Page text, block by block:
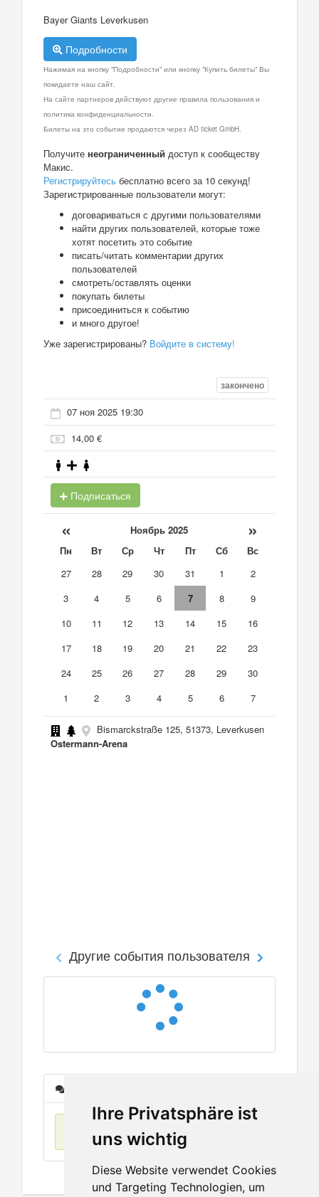
Ihre Privatsphäre ist
uns wichtig
Diese Website verwendet Cookies
und Targeting Technologien, um
Bayer Giants Leverkusen
Подробности
Нажимая на кнопку "Подробности" или кнопку "Купить билеты" Вы
покидаете наш сайт.
На сайте партнеров действуют другие правила пользования и
политика конфиденциальности.
Билеты на это событие продаются через AD ticket GmbH.
Получите неограниченный доступ к сообществу
Макис.
Регистрируйтесь бесплатно всего за 10 секунд!
Зарегистрированные пользователи могут:
договариваться с другими пользователями
найти других пользователей, которые тоже
хотят посетить это событие
писать/читать комментарии других
пользователей
смотреть/оставлять оценки
покупать билеты
присоединиться к событию
и много другое!
Уже зарегистрированы? Войдите в систему!
закончено
07 ноя 2025 19:30
14,00 €
Подписаться
« Ноябрь 2025 »
Пн Вт Ср Чт Пт Сб
Вс
27
28 29 30 31 1
2
3
4 5 6 7 8
9
10
11 12 13 14 15
16
17
18 19 20 21 22
23
24
25 26 27 28 29
30
1
2 3 4 5 6 7
Bismarckstraße 125, 51373, Leverkusen
Ostermann-Arena
Другие события пользователя